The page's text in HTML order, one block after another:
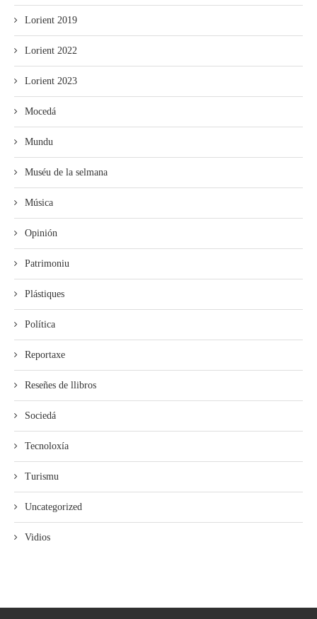
Lorient 2019
Lorient 2022
Lorient 2023
Mocedá
Mundu
Muséu de la selmana
Música
Opinión
Patrimoniu
Plástiques
Política
Reportaxe
Reseñes de llibros
Sociedá
Tecnoloxía
Turismu
Uncategorized
Vidios